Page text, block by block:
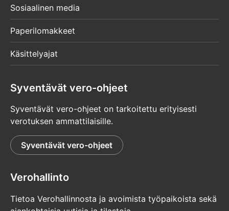
Sosiaalinen media
Paperilomakkeet
Käsittelyajat
Syventävät vero-ohjeet
Syventävät vero-ohjeet on tarkoitettu erityisesti
verotuksen ammattilaisille.
Syventävät vero-ohjeet
Verohallinto
Tietoa Verohallinnosta ja avoimista työpaikoista sekä